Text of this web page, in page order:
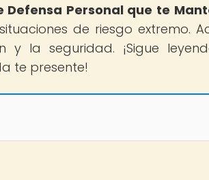
Defensa Personal que te
de riesgo extremo.
y la seguridad. ¡Sigue
te presente!